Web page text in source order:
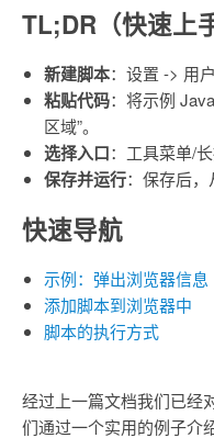
TL;DR（快速上
新建脚本：设置 -> 用
粘贴代码：将示例
区域”。
选择入口：工具菜单/
保存并运行：保存后，
快速导航
示例：弹出浏览器信息
添加脚本到浏览器中
脚本的执行方式
经过上一篇文档我们已经
们通过一个实用的例子介